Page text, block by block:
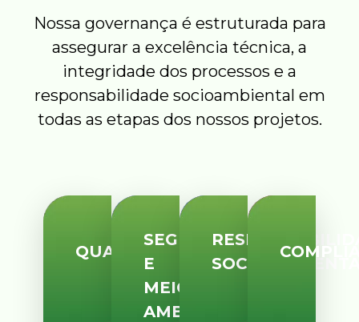
Nossa governança é estruturada para
assegurar a excelência técnica, a
integridade dos processos e a
responsabilidade socioambiental em
todas as etapas dos nossos projetos.
QUALIDADE
SEGURANÇA
E
MEIO
AMBIENTE